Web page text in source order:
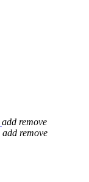
add remove
add remove